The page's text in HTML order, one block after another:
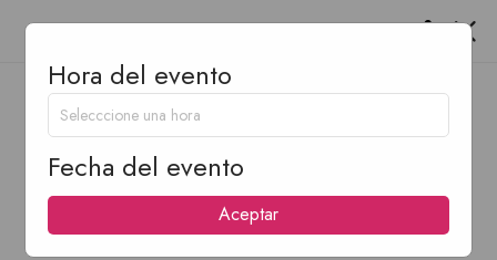
Hora del evento
Fecha del evento
Aceptar